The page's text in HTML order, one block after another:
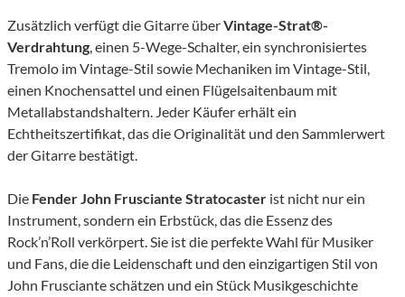
Zusätzlich verfügt die Gitarre überVintage-Strat®-
Verdrahtung, einen 5-Wege-Schalter, ein synchronisiertes
Tremolo im Vintage-Stil sowie Mechaniken im Vintage-Stil,
einen Knochensattel und einen Flügelsaitenbaum mit
Metallabstandshaltern. Jeder Käufer erhält ein
Echtheitszertifikat, das die Originalität und den Sammlerwert
der Gitarre bestätigt.
Die Fender John Frusciante Stratocaster ist nicht nur ein
Instrument, sondern ein Erbstück, das die Essenz des
Rock’n’Roll verkörpert. Sie ist die perfekte Wahl für Musiker
und Fans, die die Leidenschaft und den einzigartigen Stil von
John Frusciante schätzen und ein Stück Musikgeschichte